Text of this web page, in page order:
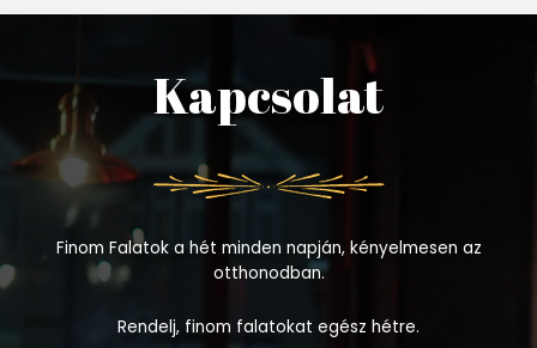
Kapcsolat
Finom Falatok a hét minden napján, kényelmesen az
otthonodban.
Rendelj, finom falatokat egész hétre.